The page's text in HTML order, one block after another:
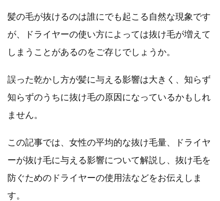
ドライヤーによる抜け毛を防ぐ方法
ドライヤー以外の抜け毛が増える原因
抜け毛を抑えるドライヤーの選び方
け毛対策しよう！
まとめ
髪の毛が抜けるのは誰にでも起こる自然な現象です
が、ドライヤーの使い方によっては抜け毛が増えて
しまうことがあるのをご存じでしょうか。
誤った乾かし方が髪に与える影響は大きく、知らず
知らずのうちに抜け毛の原因になっているかもしれ
ません。
この記事では、女性の平均的な抜け毛量、ドライヤ
ーが抜け毛に与える影響について解説し、抜け毛を
防ぐためのドライヤーの使用法などをお伝えしま
す。